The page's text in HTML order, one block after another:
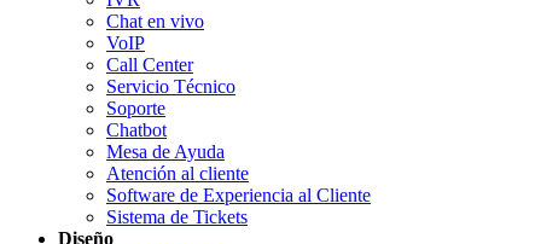
Chat en vivo
VoIP
Call Center
Servicio Técnico
Soporte
Chatbot
Mesa de Ayuda
Atención al cliente
Software de Experiencia al Cliente
Sistema de Tickets
Diseño